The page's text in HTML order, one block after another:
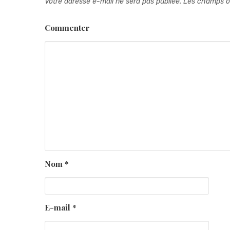
Commenter
Nom *
E-mail *